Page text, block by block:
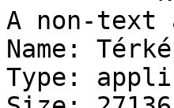
A non-text
Name:
Type: